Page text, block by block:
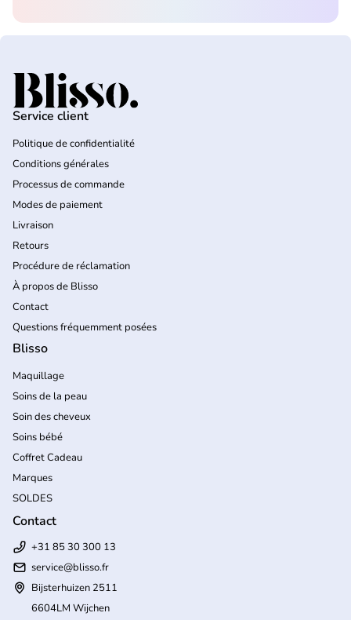
Accueil
Service client
Politique de confidentialité
Conditions générales
Processus de commande
Modes de paiement
Livraison
Retours
Procédure de réclamation
À propos de Blisso
Contact
Questions fréquemment posées
Blisso
Maquillage
Soins de la peau
Soin des cheveux
Soins bébé
Coffret Cadeau
Marques
SOLDES
Contact
+31 85 30 300 13
service@blisso.fr
Bijsterhuizen 2511
6604LM Wijchen